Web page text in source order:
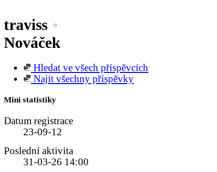
traviss
Nováček
Hledat ve všech příspěvcích
Najít všechny příspěvky
Mini statistiky
Datum registrace
23-09-12
Poslední aktivita
31-03-26 14:00